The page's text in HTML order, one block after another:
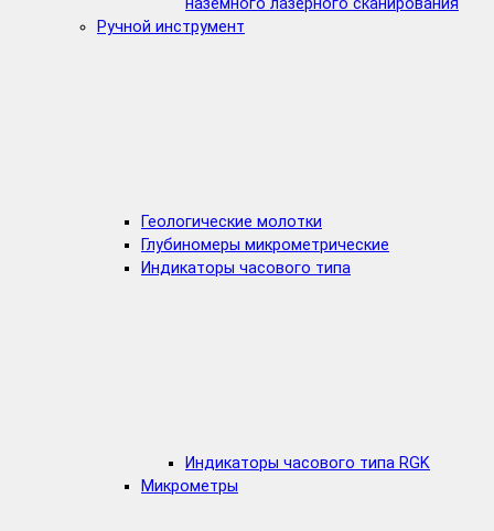
наземного лазерного сканирования
Ручной инструмент
Геологические молотки
Глубиномеры микрометрические
Индикаторы часового типа
Индикаторы часового типа RGK
Микрометры